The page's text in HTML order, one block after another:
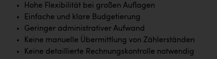
kunden basics
kontakt
Hohe Flexibilität bei großen Auflagen
Einfache und klare Budgetierung
Geringer administrativer Aufwand
Keine manuelle Übermittlung von Zählerständen
Keine detaillierte Rechnungskontrolle notwendig